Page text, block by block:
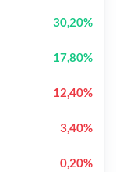
30,20%
17,80%
12,40%
3,40%
0,20%